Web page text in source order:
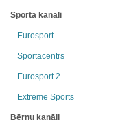
Sporta kanāli
Eurosport
Sportacentrs
Eurosport 2
Extreme Sports
Bērnu kanāli